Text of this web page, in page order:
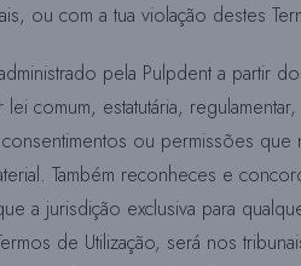
ou com a tua violação destes
pela Pulpdent a partir
comum, estatutária,
ou permissões
Também reconheces e
a jurisdição exclusiva para
de Utilização, será nos